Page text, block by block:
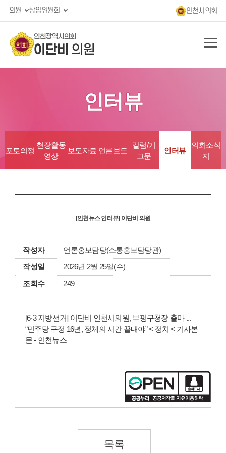
의원 상임위원회 인천시의회
인천광역시의회
이단비 의원
인터뷰
포토의정
현장활동
영상
보도자료 언론보도
칼럼/기
고문
인터뷰
의회소식
지
[인천뉴스 인터뷰] 이단비 의원
작성자
언론홍보담당(소통홍보담당관)
작성일
2026년 2월 25일(수)
조회수
249
[6·3 지방선거] 이단비 인천시의원, 부평구청장 출마 ...
“민주당 구정 16년, 정체의 시간 끝내야” < 정치 < 기사본
문 - 인천뉴스
목록